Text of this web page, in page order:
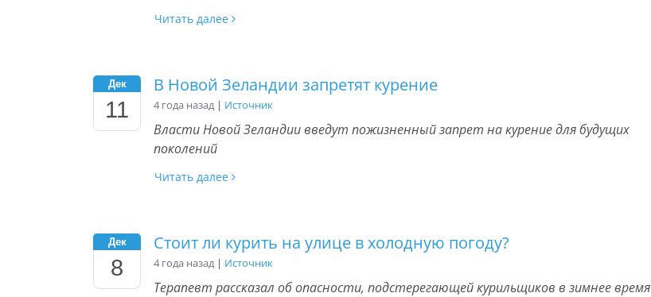
Читать далее
Дек
11
В Новой Зеландии запретят курение
4 года назад | Источник
Власти Новой Зеландии введут пожизненный запрет на курение для будущих
поколений
Читать далее
Дек
8
Стоит ли курить на улице в холодную погоду?
4 года назад | Источник
Терапевт рассказал об опасности, подстерегающей курильщиков в зимнее время